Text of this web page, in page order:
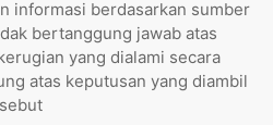
informasi berdasarkan sumber
bertanggung jawab atas
yang dialami secara
atas keputusan yang diambil